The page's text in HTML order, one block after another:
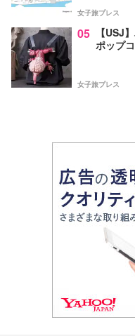
女子旅プレス
05
【USJ
ポップ
女子旅プレス